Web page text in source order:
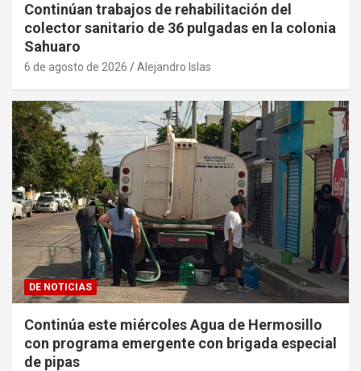
Continúan trabajos de rehabilitación del
colector sanitario de 36 pulgadas en la colonia
Sahuaro
6 de agosto de 2026 Alejandro Islas
DE NOTICIAS
Continúa este miércoles Agua de Hermosillo
con programa emergente con brigada especial
de pipas